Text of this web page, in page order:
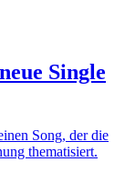
Single
Song, der die
thematisiert.